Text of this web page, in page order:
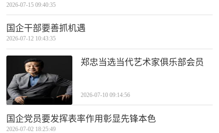
2026-07-15 09:40:35
国企干部要善抓机遇
2026-07-12 10:43:35
郑忠当选当代艺术家俱乐部会员
2026-07-10 09:14:56
国企党员要发挥表率作用彰显先锋本色
2026-07-02 18:25:49